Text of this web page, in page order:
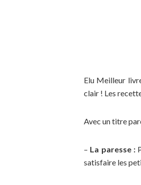
Elu Meilleur
clair ! Les
Avec un titre
– La paresse :
satisfaire les